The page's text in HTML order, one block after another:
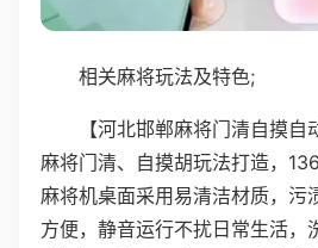
相关麻将玩法及特色;
【河北邯郸麻将门清自摸
麻将门清、自摸胡玩法打造，
麻将机桌面采用易清洁材质，污
方便，静音运行不扰日常生活，